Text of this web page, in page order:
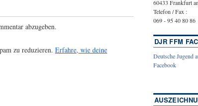
abzugeben.
zu reduzieren. Erfahre, wie deine
60433 Frankfurt
Telefon / Fax :
069 - 95 40 80 86
DJR FFM
Deutsche Jugend
Facebook